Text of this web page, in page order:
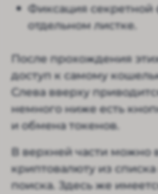
Фиксация секретной
отдельном листке.
После прохождения
доступ к самому
Слева вверху
немного ниже есть
и обмена токенов.
В верхней части можно
криптовалюту из
поиска. Здесь же